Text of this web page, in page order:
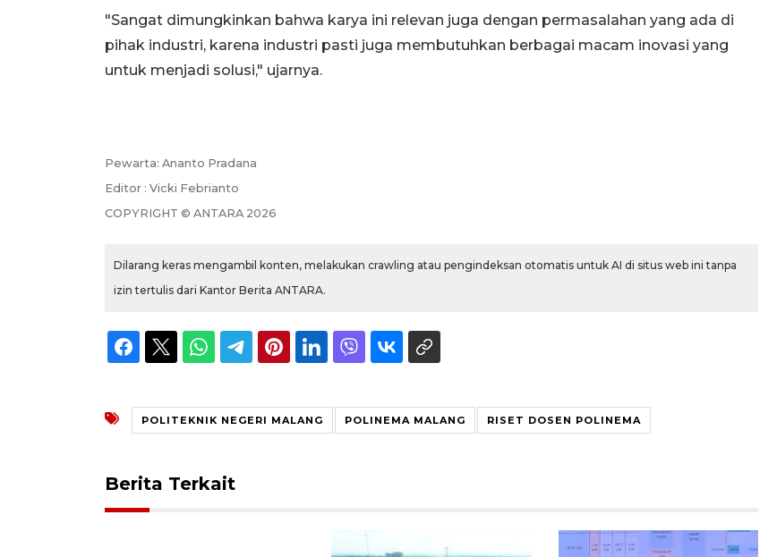
"Sangat dimungkinkan bahwa karya ini relevan juga dengan permasalahan yang ada di
pihak industri, karena industri pasti juga membutuhkan berbagai macam inovasi yang
untuk menjadi solusi," ujarnya.
Pewarta: Ananto Pradana
Editor : Vicki Febrianto
COPYRIGHT © ANTARA 2026
Dilarang keras mengambil konten, melakukan crawling atau pengindeksan otomatis untuk AI di situs web ini tanpa
izin tertulis dari Kantor Berita ANTARA.
POLITEKNIK NEGERI MALANG POLINEMA MALANG RISET DOSEN POLINEMA
Berita Terkait
Jawa Timur